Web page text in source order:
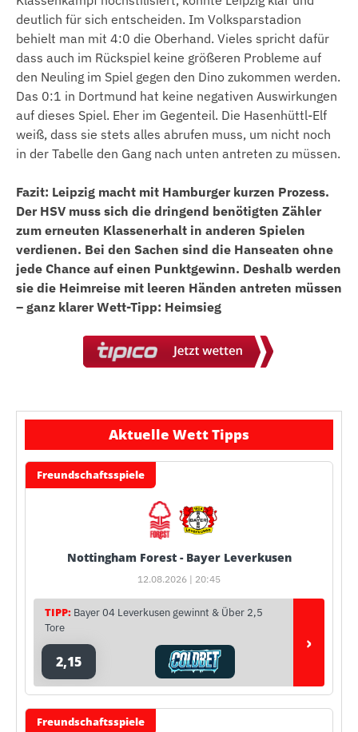
deutlich für sich entscheiden. Im Volksparstadion
behielt man mit 4:0 die Oberhand. Vieles spricht dafür
dass auch im Rückspiel keine größeren Probleme auf
den Neuling im Spiel gegen den Dino zukommen werden.
Das 0:1 in Dortmund hat keine negativen Auswirkungen
auf dieses Spiel. Eher im Gegenteil. Die Hasenhüttl-Elf
weiß, dass sie stets alles abrufen muss, um nicht noch
in der Tabelle den Gang nach unten antreten zu müssen.
Fazit: Leipzig macht mit Hamburger kurzen Prozess.
Der HSV muss sich die dringend benötigten Zähler
zum erneuten Klassenerhalt in anderen Spielen
verdienen. Bei den Sachen sind die Hanseaten ohne
jede Chance auf einen Punktgewinn. Deshalb werden
sie die Heimreise mit leeren Händen antreten müssen
– ganz klarer Wett-Tipp: Heimsieg
Aktuelle Wett Tipps
Freundschaftsspiele
Nottingham Forest - Bayer Leverkusen
12.08.2026 | 20:45
TIPP: Bayer 04 Leverkusen gewinnt & Über 2,5
Tore
2,15
›
Freundschaftsspiele